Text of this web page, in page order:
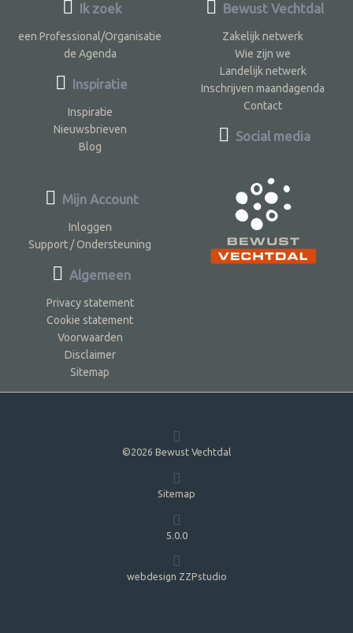
Ik zoek
een Professional/Organisatie
de Agenda
Inspiratie
Inspiratie
Nieuwsbrieven
Blog
Bewust Vechtdal
Zakelijk netwerk
Wie zijn we
Landelijk netwerk
Inschrijven maandagenda
Contact
Social media
Mijn Account
Inloggen
Support / Ondersteuning
Algemeen
Privacy statement
Cookie statement
Voorwaarden
Disclaimer
Sitemap
©2026 Bewust Vechtdal
Sitemap
5.0.0
webdesign ZZPstudio